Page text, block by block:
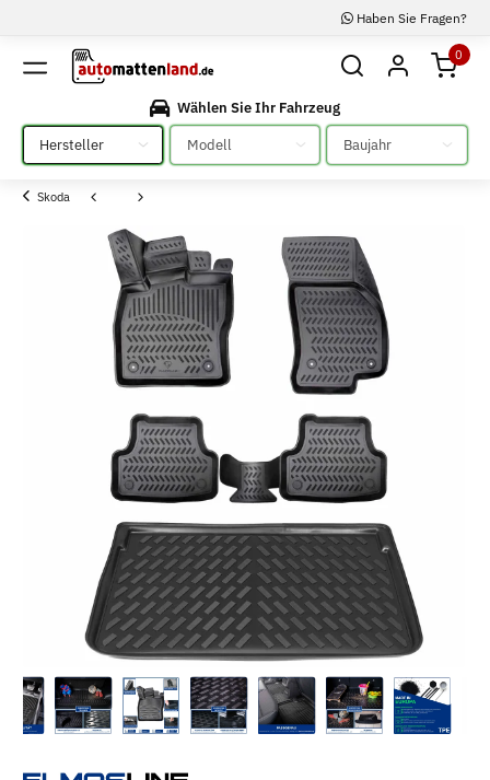
Haben Sie Fragen?
0
Wählen Sie Ihr Fahrzeug
Bitte auswählen
Bitte auswählen Bitte auswählen
Skoda